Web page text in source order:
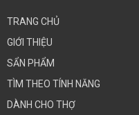
TRANG CHỦ
GIỚI THIỆU
SẨN PHẨM
TÌM THEO TÍNH NĂNG
DÀNH CHO THỢ